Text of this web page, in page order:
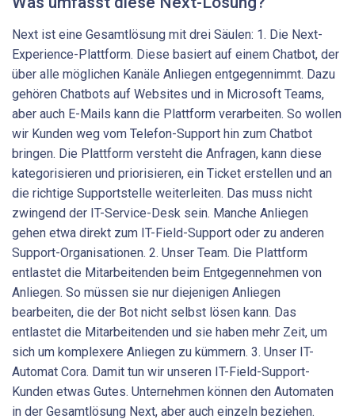
Next ist eine Gesamtlösung mit drei Säulen: 1. Die Next-
Experience-Plattform. Diese basiert auf einem Chatbot, der
über alle möglichen Kanäle Anliegen entgegennimmt. Dazu
gehören Chatbots auf Websites und in Microsoft Teams,
aber auch E-Mails kann die Plattform verarbeiten. So wollen
wir Kunden weg vom Telefon-Support hin zum Chatbot
bringen. Die Plattform versteht die Anfragen, kann diese
kategorisieren und priorisieren, ein Ticket erstellen und an
die richtige Supportstelle weiterleiten. Das muss nicht
zwingend der IT-Service-Desk sein. Manche Anliegen
gehen etwa direkt zum IT-Field-Support oder zu anderen
Support-Organisationen. 2. Unser Team. Die Plattform
entlastet die Mitarbeitenden beim Entgegennehmen von
Anliegen. So müssen sie nur diejenigen Anliegen
bearbeiten, die der Bot nicht selbst lösen kann. Das
entlastet die Mitarbeitenden und sie haben mehr Zeit, um
sich um komplexere Anliegen zu kümmern. 3. Unser IT-
Automat Cora. Damit tun wir unseren IT-Field-Support-
Kunden etwas Gutes. Unternehmen können den Automaten
in der Gesamtlösung Next, aber auch einzeln beziehen.